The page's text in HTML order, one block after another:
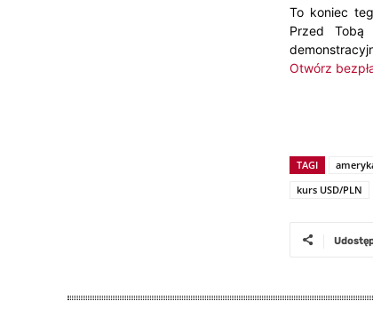
To koniec
Przed Tobą
Otwórz
TAGI
kurs USD/PLN